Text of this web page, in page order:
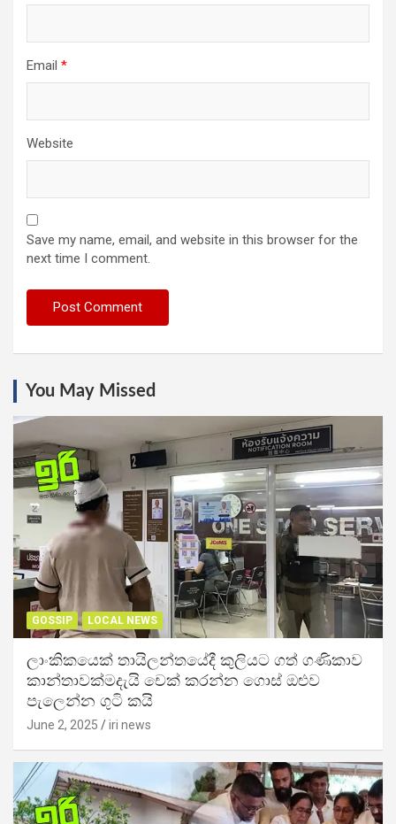
Email *
Website
Save my name, email, and website in this browser for the
next time I comment.
You May Missed
GOSSIP LOCAL NEWS
ලාංකිකයෙක් තායිලන්තයේදී කුලියට ගත් ගණිකාව
කාන්තාවක්මදැයි චෙක් කරන්න ගොස් ඔළුව
පැලෙන්න ගුටි කයි
June 2, 2025 iri news